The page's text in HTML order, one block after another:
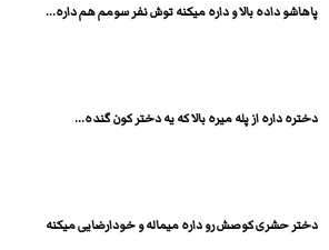
پاهاشو داده بالا و داره میکنه توش نفر سومم هم داره...
دختره داره از پله میره بالا که یه دختر کون گنده...
دختر حشری کوصش رو داره میماله و خودارضایی میکنه